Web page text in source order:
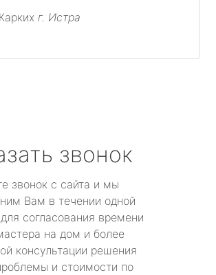
г. Истра
звонок
звонок с сайта и мы
Вам в течении одной
согласования времени
на дом и более
консультации решения
и стоимости по